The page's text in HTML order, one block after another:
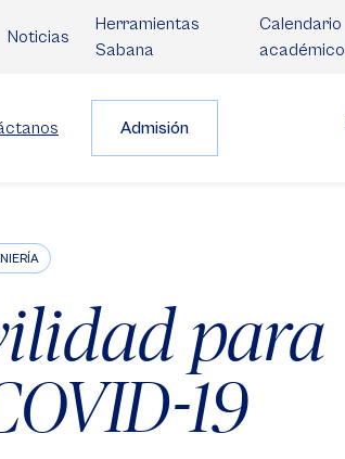
Noticias
Herramientas
Sabana
Calendario
académico
Admisión
para
19